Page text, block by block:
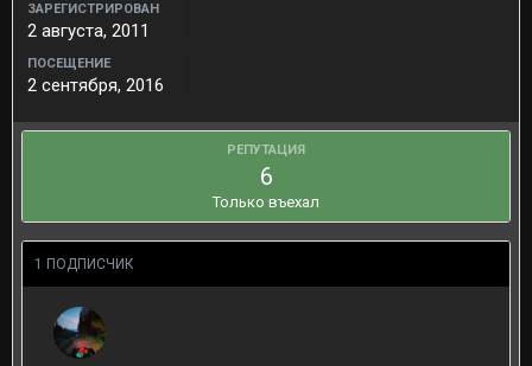
ЗАРЕГИСТРИРОВАН
2 августа, 2011
ПОСЕЩЕНИЕ
2 сентября, 2016
РЕПУТАЦИЯ
6
Только въехал
1 ПОДПИСЧИК